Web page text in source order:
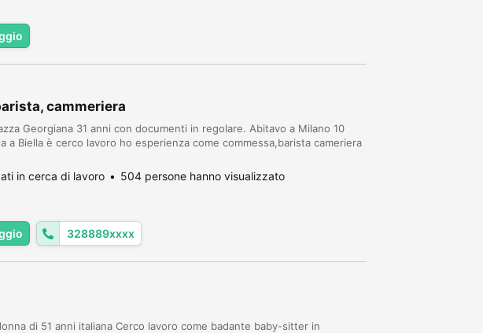
cammeriera
Georgiana 31 anni con documenti in regolare. Abitavo a Milano 10
a Biella è cerco lavoro ho esperienza come commessa,barista cameriera
in cerca di lavoro 504 persone hanno visualizzato
328889xxxx
di 51 anni italiana Cerco lavoro come badante baby-sitter in